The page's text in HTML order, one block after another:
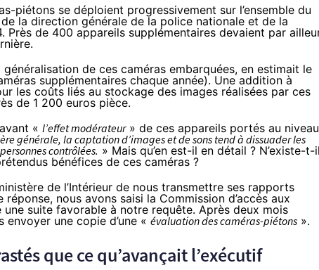
piétons se déploient progressivement sur l’ensemble du
la direction générale de la police nationale et de la
de 400 appareils supplémentaires devaient par
de ces caméras embarquées, en estimait le
supplémentaires chaque année). Une addition à
les coûts liés au stockage des images réalisées par ces
de 1 200 euros pièce.
« l’effet modérateur» de ces appareils portés au niveau
générale, la captation d’images et de sons tend à dissuader les
contrôlées. » Mais qu’en est-il en détail ? N’existe-t-
bénéfices de ces caméras ?
de l’Intérieur de nous transmettre ses rapports
nous avons saisi la Commission d’accès aux
suite favorable à notre requête. Après deux mois
envoyer une copie d’une « évaluation des caméras-piétons ».
que ce qu’avançait l’exécutif